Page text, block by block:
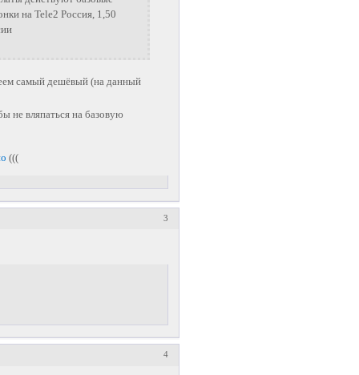
на Tele2 Россия, 1,50
самый дешёвый (на данный
не вляпаться на базовую
(((
3
4